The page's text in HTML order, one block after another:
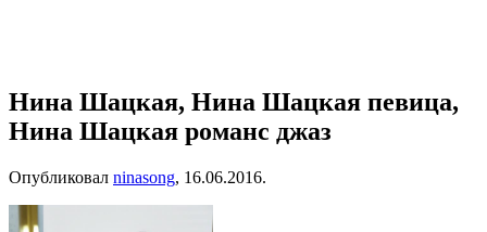
Нина Шацкая, Нина Шацкая певица,
Нина Шацкая романс джаз
Опубликовал ninasong, 16.06.2016.